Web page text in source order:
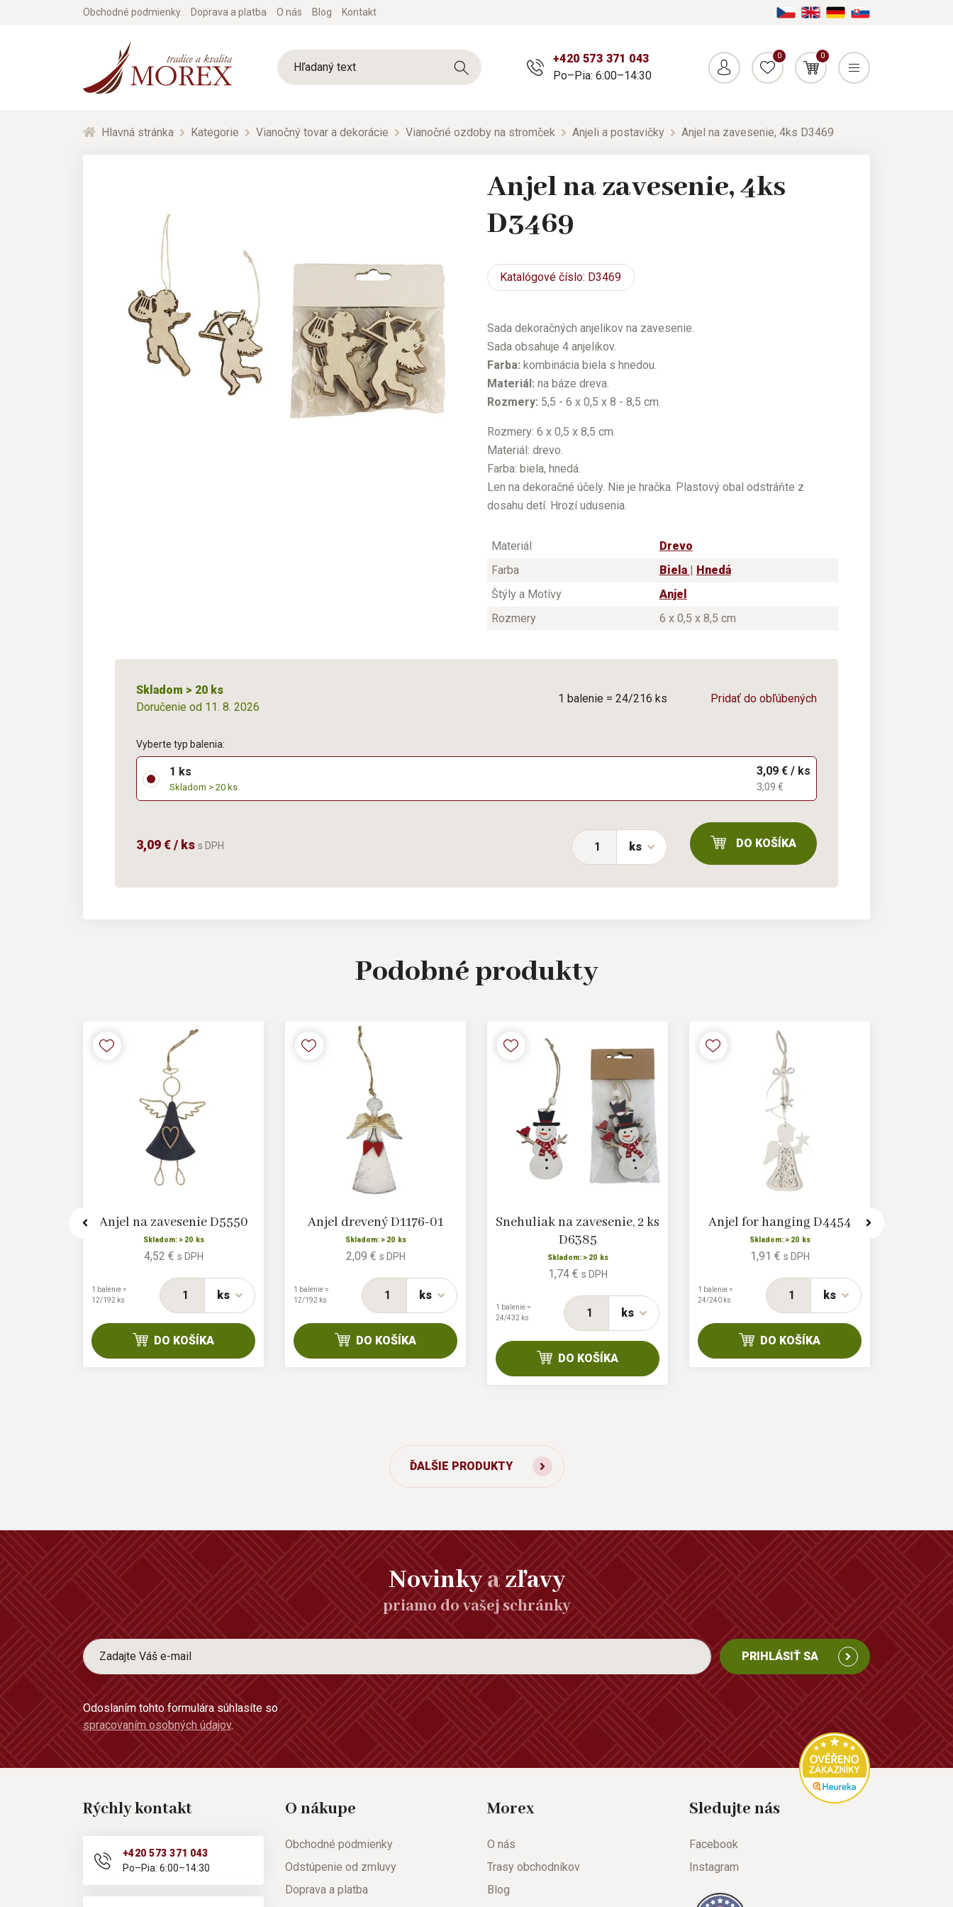
Obchodné podmienky Doprava a platba O nás Blog Kontakt
+420 573 371 043
Po–Pia: 6:00–14:30
0 0
Hlavná stránka Kategorie Vianočný tovar a dekorácie Vianočné ozdoby na stromček Anjeli a postavičky Anjel na zavesenie, 4ks D3469
Anjel na zavesenie, 4ks
D3469
Katalógové číslo: D3469
Sada dekoračných anjelikov na zavesenie.
Sada obsahuje 4 anjelikov.
Farba: kombinácia biela s hnedou.
Materiál: na báze dreva.
Rozmery: 5,5 - 6 x 0,5 x 8 - 8,5 cm.
Rozmery: 6 x 0,5 x 8,5 cm.
Materiál: drevo.
Farba: biela, hnedá.
Len na dekoračné účely. Nie je hračka. Plastový obal odstráňte z
dosahu detí. Hrozí udusenia.
Materiál
Drevo
Farba
Biela
Hnedá
Štýly a Motívy
Anjel
Rozmery
6 x 0,5 x 8,5 cm
Skladom > 20 ks
Doručenie od 11. 8. 2026
1 balenie = 24/216 ks Pridať do obľúbených
Vyberte typ balenia:
1 ks
Skladom > 20 ks
3,09 € / ks
3,09 €
3,09 € / ks s DPH ks DO KOŠÍKA
Podobnéprodukty
Anjel na zavesenie D5550
Skladom: > 20 ks
4,52 € s DPH
ks
1 balenie =
12/192 ks
DO KOŠÍKA
Anjel drevený D1176-01
Skladom: > 20 ks
2,09 € s DPH
ks
1 balenie =
12/192 ks
DO KOŠÍKA
Snehuliak na zavesenie, 2 ks
D6385
Skladom: > 20 ks
1,74 € s DPH
ks
1 balenie =
24/432 ks
DO KOŠÍKA
Anjel for hanging D4454
Skladom: > 20 ks
1,91 € s DPH
ks
1 balenie =
24/240 ks
DO KOŠÍKA
ĎALŠIE PRODUKTY
Novinkyazľavy
priamo do vašej schránky
PRIHLÁSIŤ SA
Odoslaním tohto formulára súhlasíte so
spracovaním osobných údajov.
Rýchly kontakt
+420 573 371 043
Po–Pia: 6:00–14:30
O nákupe
Obchodné podmienky
Odstúpenie od zmluvy
Doprava a platba
Morex
O nás
Trasy obchodníkov
Blog
Sledujte nás
Facebook
Instagram